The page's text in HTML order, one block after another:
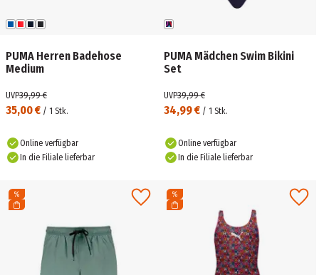
PUMA Herren Badehose
Medium
35,00 € / 1 Stk.
UVP39,99 €
Online verfügbar
In die Filiale lieferbar
PUMA Mädchen Swim Bikini
Set
34,99 € / 1 Stk.
UVP39,99 €
Online verfügbar
In die Filiale lieferbar